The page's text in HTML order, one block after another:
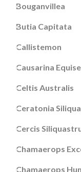
Bouganvillea
Butia Capitata
Callistemon
Causarina
Celtis Australis
Ceratonia Siliqua
Cercis
Chamaerops
Chamaerops